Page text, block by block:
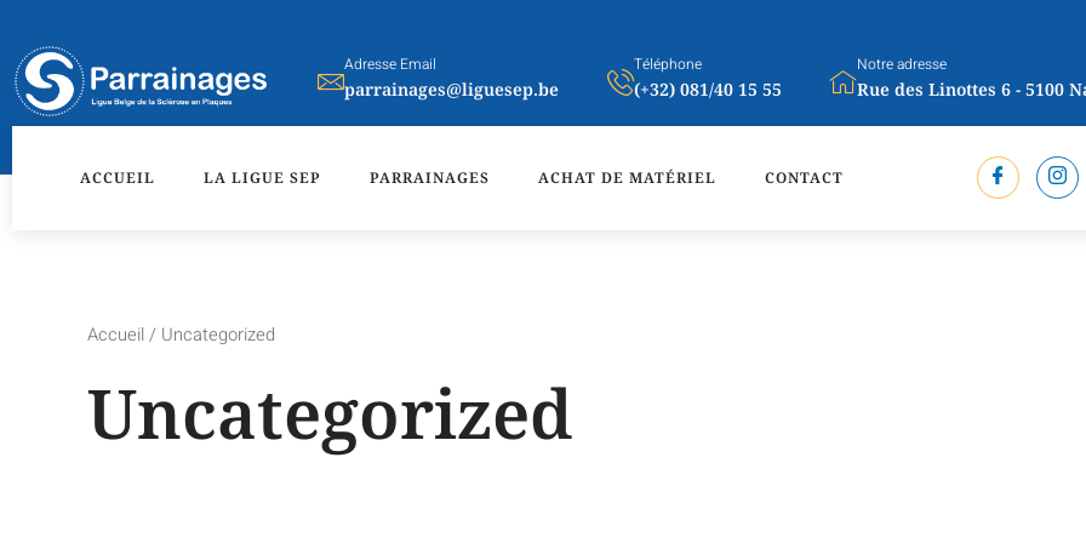
contenu
Adresse Email
parrainages@liguesep.be
Téléphone
(+32) 081/40 15 55
Notre adresse
Rue des Linottes 6 - 5100
ACCUEIL LA LIGUE SEP PARRAINAGES ACHAT DE MATÉRIEL CONTACT
Accueil/ Uncategorized
Uncategorized